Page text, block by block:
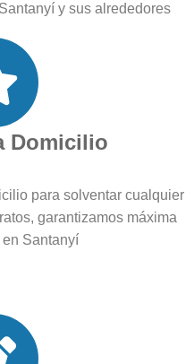
y sus alrededores
Domicilio
para solventar cualquier
garantizamos máxima
Santanyí